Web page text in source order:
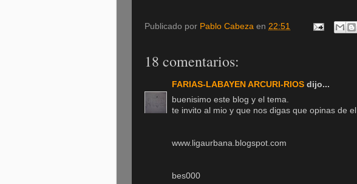
Publicado por Pablo Cabeza en 22:51
18 comentarios:
FARIAS-LABAYEN ARCURI-RIOS dijo...
buenisimo este blog y el tema.
te invito al mio y que nos digas que opinas de el
www.ligaurbana.blogspot.com
bes000